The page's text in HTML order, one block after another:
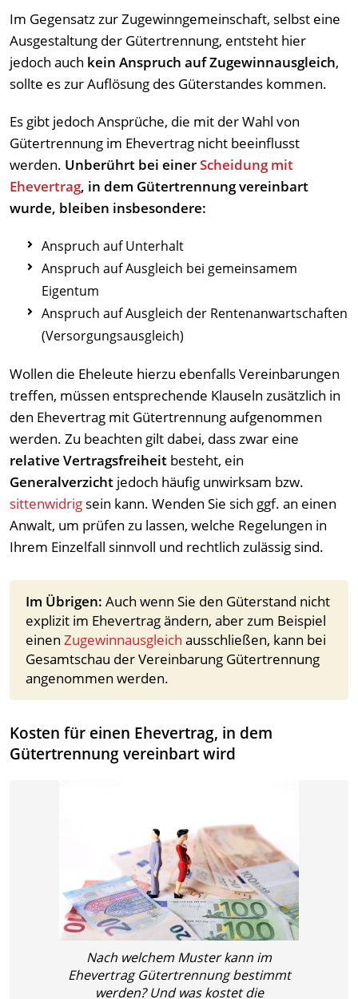
Im Gegensatz zur Zugewinngemeinschaft, selbst eine
Ausgestaltung der Gütertrennung, entsteht hier
jedoch auch kein Anspruch auf Zugewinnausgleich,
sollte es zur Auflösung des Güterstandes kommen.
Es gibt jedoch Ansprüche, die mit der Wahl von
Gütertrennung im Ehevertrag nicht beeinflusst
werden. Unberührt bei einerScheidung mit
Ehevertrag, in dem Gütertrennung vereinbart
wurde, bleiben insbesondere:
Anspruch auf Unterhalt
Anspruch auf Ausgleich bei gemeinsamem
Eigentum
Anspruch auf Ausgleich der Rentenanwartschaften
(Versorgungsausgleich)
Wollen die Eheleute hierzu ebenfalls Vereinbarungen
treffen, müssen entsprechende Klauseln zusätzlich in
den Ehevertrag mit Gütertrennung aufgenommen
werden. Zu beachten gilt dabei, dass zwar eine
relative Vertragsfreiheit besteht, ein
Generalverzicht jedoch häufig unwirksam bzw.
sittenwidrig sein kann. Wenden Sie sich ggf. an einen
Anwalt, um prüfen zu lassen, welche Regelungen in
Ihrem Einzelfall sinnvoll und rechtlich zulässig sind.
Im Übrigen: Auch wenn Sie den Güterstand nicht
explizit im Ehevertrag ändern, aber zum Beispiel
einen Zugewinnausgleich ausschließen, kann bei
Gesamtschau der Vereinbarung Gütertrennung
angenommen werden.
Kosten für einen Ehevertrag, in dem
Gütertrennung vereinbart wird
Nach welchem Muster kann im
Ehevertrag Gütertrennung bestimmt
werden? Und was kostet die